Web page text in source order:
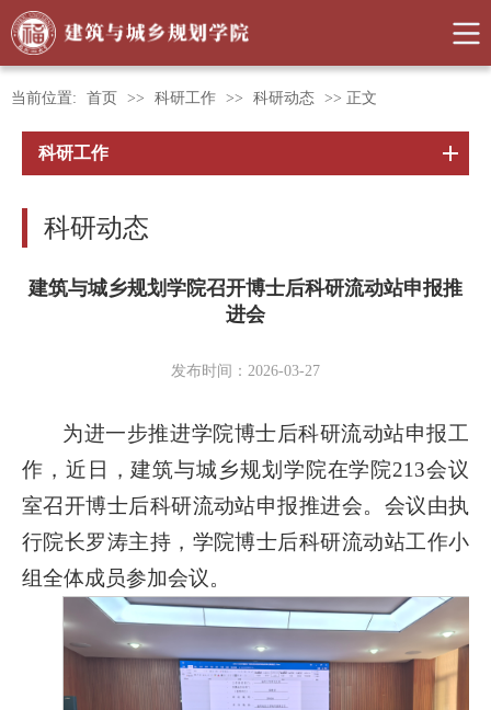
当前位置: 首页 >> 科研工作 >> 科研动态 >> 正文
科研工作
科研动态
建筑与城乡规划学院召开博士后科研流动站申报推
进会
发布时间：2026-03-27
为进一步推进学院博士后科研流动站申报工
作，近日，建筑与城乡规划学院在学院213会议
室召开博士后科研流动站申报推进会。会议由执
行院长罗涛主持，学院博士后科研流动站工作小
组全体成员参加会议。